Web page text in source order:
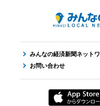
みんなの経済新聞ネット
お問い合わせ